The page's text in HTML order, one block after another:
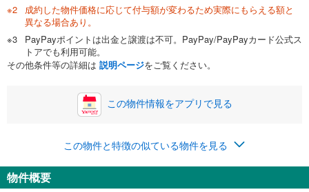
0万円 2,490万円
自己資金から住宅購入にかけられる金額を入力してくださ
い。一般的には物件価格の2割までが目安です。
閉じる
ボーナス
万円
0円
ナス時の増額分（1回分）を入力してください。
ボーナス払いの限度額は金融機関によって異なります。
閉じる
月々の返済額
成約した物件価格に応じて付与額が変わるため実際にもらえる額と
異なる場合あり。
PayPayポイントは出金と譲渡は不可。PayPay/PayPayカード公式ス
トアでも利用可能。
その他条件等の詳細は 説明ページをご覧ください。
この物件情報をアプリで見る
この物件と特徴の似ている物件を見る
物件概要